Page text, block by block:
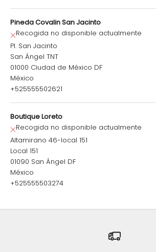
Pineda Covalin San Jacinto
Recogida no disponible actualmente
Pl. San Jacinto
San Ángel TNT
01000 Ciudad de México DF
México
+525555502621
Boutique Loreto
Recogida no disponible actualmente
Altamirano 46-local 151
Local 151
01090 San Ángel DF
México
+525555503274